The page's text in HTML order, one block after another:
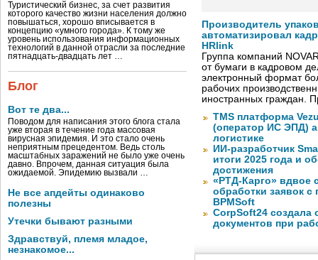
Туристический бизнес, за счет развития
которого качество жизни населения должно
повышаться, хорошо вписывается в
концепцию «умного города». К тому же
уровень использования информационных
технологий в данной отрасли за последние
пятнадцать-двадцать лет …
Блог
Вот те два...
Поводом для написания этого блога стала
уже вторая в течение года массовая
вирусная эпидемия. И это стало очень
неприятным прецедентом. Ведь столь
масштабных заражений не было уже очень
давно. Впрочем, данная ситуация была
ожидаемой. Эпидемию вызвали …
Не все апдейты одинаково
полезны
Утечки бывают разными
Здравствуй, племя младое,
незнакомое...
Производитель
автоматизировал
HRlink
Группа компаний
от бумаги в кадровом
электронный формат
рабочих
иностранных граждан.
TMS платформа
(оператор ИС ЭПД)
логистике
ИИ-разработчик
итоги 2025 года и
достижения
«РТД-Карго» вдвое
обработки заявок
BPMSoft
CorpSoft24 создала
документов при